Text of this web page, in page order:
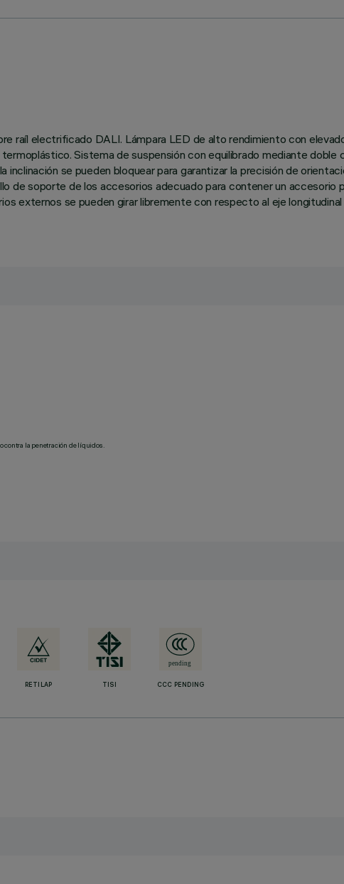
raíl electrificado DALI. Lámpara LED de alto rendimiento con
Sistema de suspensión con equilibrado mediante
se pueden bloquear para garantizar la precisión de
de soporte de los accesorios adecuado para contener un accesorio
externos se pueden girar libremente con respecto al eje
contra la penetración de líquidos.
RETILAP TISI CCC PENDING